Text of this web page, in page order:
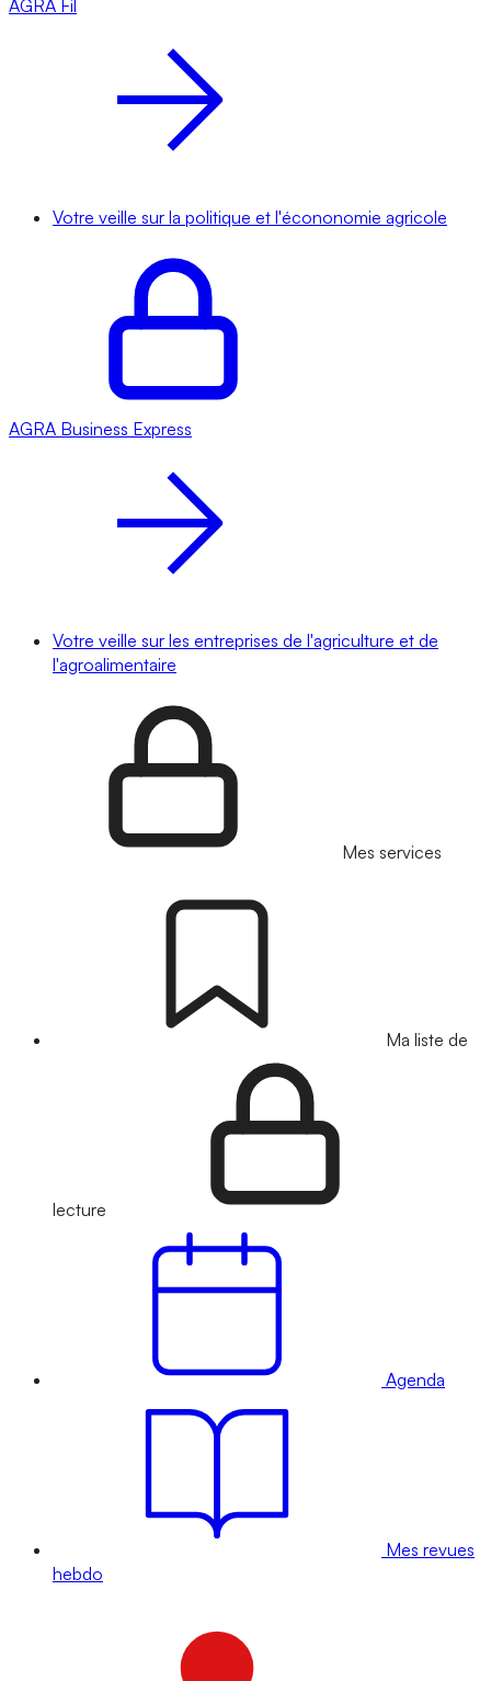
AGRA Fil
Votre veille sur la politique et l'écononomie agricole
AGRA Business Express
Votre veille sur les entreprises de l'agriculture et de
l'agroalimentaire
Mes services
Ma liste de
lecture
Agenda
Mes revues
hebdo